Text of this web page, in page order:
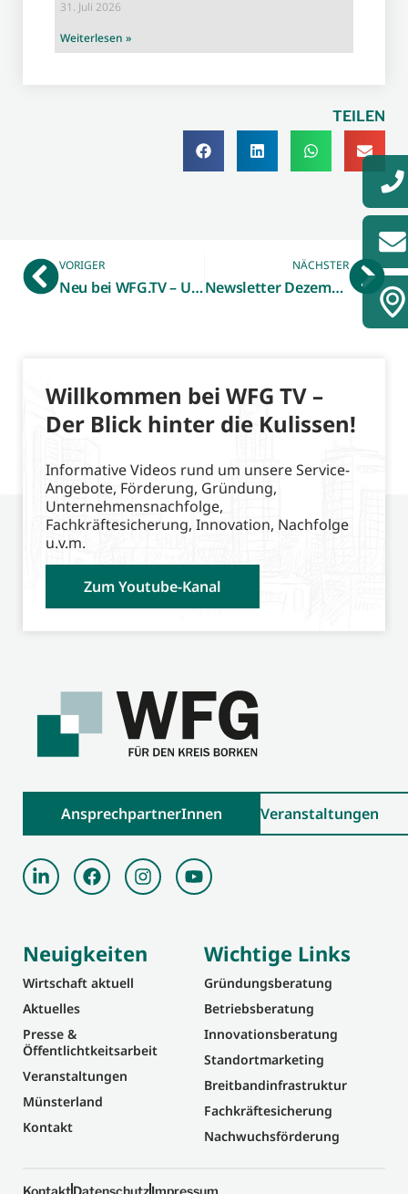
31. Juli 2026
Weiterlesen »
TEILEN
VORIGER
Neu bei WFG.TV – Unternehmensnachfolge sicher und erfolgreich gestalten mit der WFG-Betriebsberatung
NÄCHSTER
Newsletter Dezember 2023 – Betriebsdatenbank
Willkommen bei WFG TV –
Der Blick hinter die Kulissen!
Informative Videos rund um unsere Service-
Angebote, Förderung, Gründung,
Unternehmensnachfolge,
Fachkräftesicherung, Innovation, Nachfolge
u.v.m.
Zum Youtube-Kanal
AnsprechpartnerInnen Veranstaltungen
Neuigkeiten
Wirtschaft aktuell
Aktuelles
Presse &
Öffentlichtkeitsarbeit
Veranstaltungen
Münsterland
Kontakt
Wichtige Links
Gründungsberatung
Betriebsberatung
Innovationsberatung
Standortmarketing
Breitbandinfrastruktur
Fachkräftesicherung
Nachwuchsförderung
KontaktDatenschutzImpressum